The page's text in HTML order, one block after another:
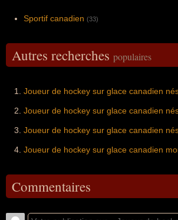
Sportif canadien (33)
Autres recherches populaires
Joueur de hockey sur glace canadien
Joueur de hockey sur glace canadien
Joueur de hockey sur glace canadien
Joueur de hockey sur glace canadien
Commentaires